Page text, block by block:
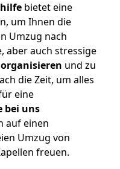
bietet eine
um Ihnen die
Umzug nach
aber auch stressige
organisieren und zu
die Zeit, um alles
eine
bei uns
auf einen
Umzug von
freuen.